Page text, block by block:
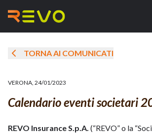
TORNA AI COMUNICATI
VERONA, 24/01/2023
Calendario eventi societari
REVO Insurance S.p.A. (“REVO” o la